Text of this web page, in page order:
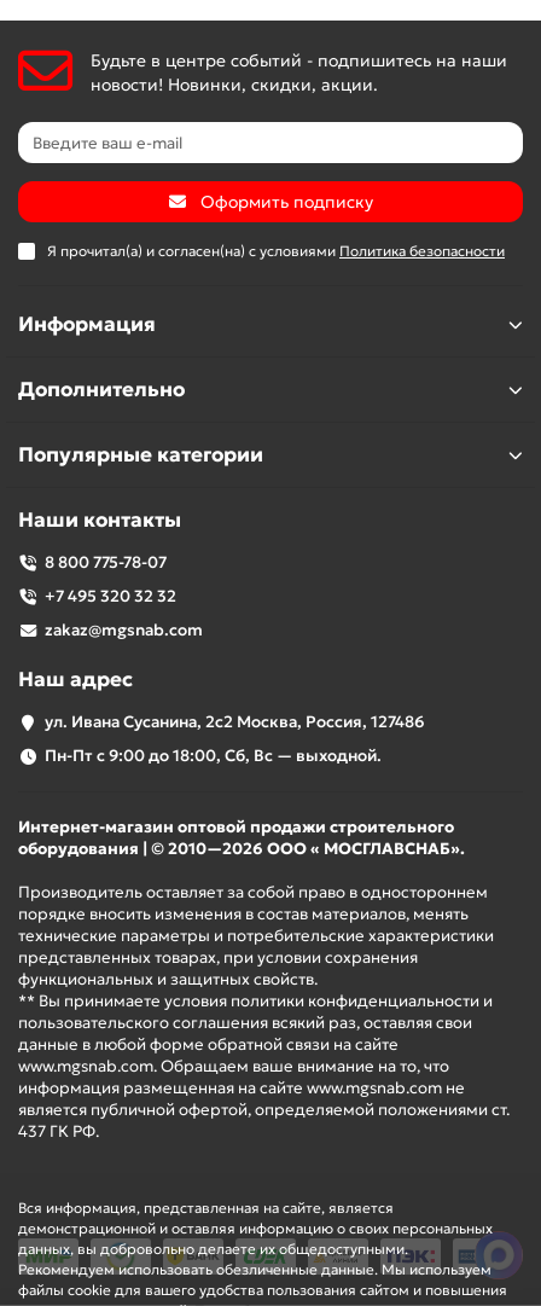
Вся информация, представленная на сайте, является
демонстрационной и оставляя информацию о своих персональных
данных, вы добровольно делаете их общедоступными.
Рекомендуем использовать обезличенные данные. Мы используем
файлы cookie для вашего удобства пользования сайтом и повышения
Будьте в центре событий - подпишитесь на наши
новости! Новинки, скидки, акции.
Оформить подписку
Я прочитал(а) и согласен(на) с условиями Политика безопасности
Информация
Дополнительно
Популярные категории
Наши контакты
8 800 775-78-07
+7 495 320 32 32
zakaz@mgsnab.com
Наш адрес
ул. Ивана Сусанина, 2с2 Москва, Россия, 127486
Пн-Пт с 9:00 до 18:00, Сб, Вс — выходной.
Интернет-магазин оптовой продажи строительного
оборудования | © 2010—2026 ООО « МОСГЛАВСНАБ».
Производитель оставляет за собой право в одностороннем
порядке вносить изменения в состав материалов, менять
технические параметры и потребительские характеристики
представленных товарах, при условии сохранения
функциональных и защитных свойств.
** Вы принимаете условия политики конфиденциальности и
пользовательского соглашения всякий раз, оставляя свои
данные в любой форме обратной связи на сайте
www.mgsnab.com. Обращаем ваше внимание на то, что
информация размещенная на сайте www.mgsnab.com не
является публичной офертой, определяемой положениями ст.
437 ГК РФ.